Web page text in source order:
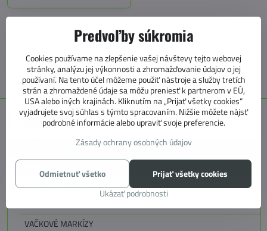
+421 905 531 966
info@4caravan.sk
E SHOP KATEGÓRIE
MARKÍZY, PREDSTANY, KOBERCE
STENOVÉ MARKÍZY
VAČKOVÉ MARKÍZY
Predvoľby súkromia
Cookies používame na zlepšenie vašej návštevy tejto webovej
stránky, analýzu jej výkonnosti a zhromažďovanie údajov o jej
používaní. Na tento účel môžeme použiť nástroje a služby tretích
strán a zhromaždené údaje sa môžu preniesť k partnerom v EÚ,
USA alebo iných krajinách. Kliknutím na „Prijať všetky cookies“
vyjadrujete svoj súhlas s týmto spracovaním. Nižšie môžete nájsť
podrobné informácie alebo upraviť svoje preferencie.
Zásady ochrany osobných údajov
Ukázať podrobnosti
Prijať všetky cookies
Odmietnuť všetko